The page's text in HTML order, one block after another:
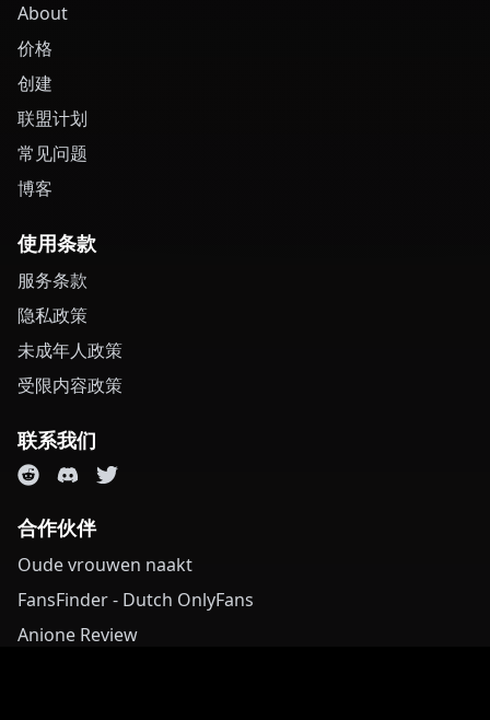
About
价格
创建
联盟计划
常见问题
博客
使用条款
服务条款
隐私政策
未成年人政策
受限内容政策
联系我们
合作伙伴
Oude vrouwen naakt
FansFinder - Dutch OnlyFans
Anione Review